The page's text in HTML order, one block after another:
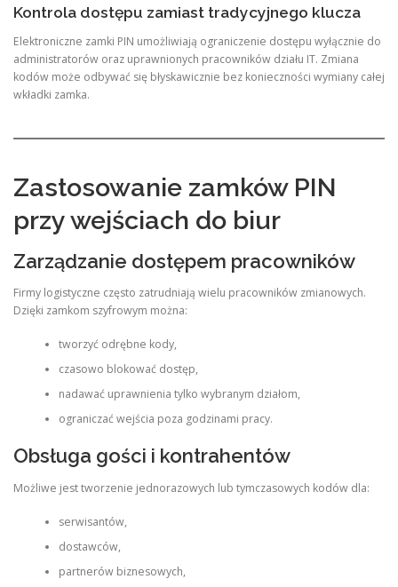
Kontrola dostępu zamiast tradycyjnego klucza
Elektroniczne zamki PIN umożliwiają ograniczenie dostępu wyłącznie do
administratorów oraz uprawnionych pracowników działu IT. Zmiana
kodów może odbywać się błyskawicznie bez konieczności wymiany całej
wkładki zamka.
Zastosowanie zamków PIN
przy wejściach do biur
Zarządzanie dostępem pracowników
Firmy logistyczne często zatrudniają wielu pracowników zmianowych.
Dzięki zamkom szyfrowym można:
tworzyć odrębne kody,
czasowo blokować dostęp,
nadawać uprawnienia tylko wybranym działom,
ograniczać wejścia poza godzinami pracy.
Obsługa gości i kontrahentów
Możliwe jest tworzenie jednorazowych lub tymczasowych kodów dla:
serwisantów,
dostawców,
partnerów biznesowych,